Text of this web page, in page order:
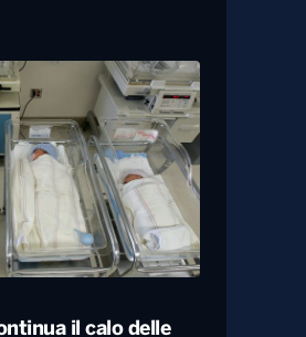
afa sino a